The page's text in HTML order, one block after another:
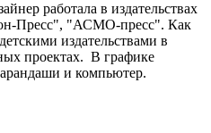
работала в издательствах
Пресс", "АСМО-пресс". Как
издательствами в
проектах. В графике
и компьютер.